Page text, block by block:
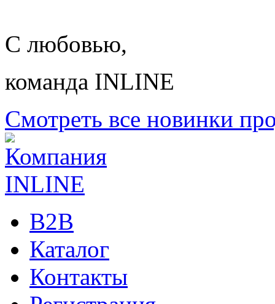
С любовью,
команда INLINE
Смотреть все новинки
B2B
Каталог
Контакты